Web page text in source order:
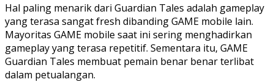
Hal paling menarik dari Guardian Tales adalah gameplay
yang terasa sangat fresh dibanding GAME mobile lain.
Mayoritas GAME mobile saat ini sering menghadirkan
gameplay yang terasa repetitif. Sementara itu, GAME
Guardian Tales membuat pemain benar benar terlibat
dalam petualangan.